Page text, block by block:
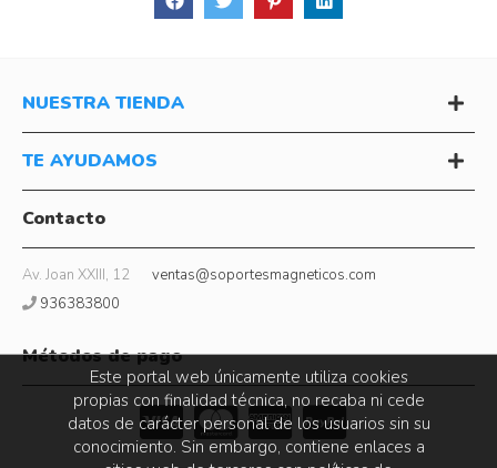
NUESTRA TIENDA
TE AYUDAMOS
Contacto
Av. Joan XXIII, 12
ventas@soportesmagneticos.com
936383800
Métodos de pago
Este portal web únicamente utiliza cookies
propias con finalidad técnica, no recaba ni cede
datos de carácter personal de los usuarios sin su
conocimiento. Sin embargo, contiene enlaces a